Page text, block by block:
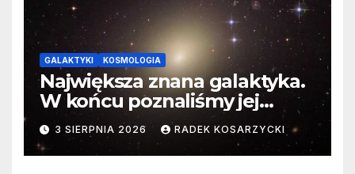
GALAKTYKI KOSMOLOGIA
Największa znana galaktyka.
W końcu poznaliśmy jej
faktyczne wymiary
3 SIERPNIA 2026 RADEK KOSARZYCKI